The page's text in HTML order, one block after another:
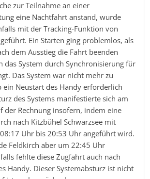
zur Teilnahme an einer
eine Nachtfahrt anstand, wurde
mit der Tracking-Funktion von
Ein Starten ging problemlos, als
dem Ausstieg die Fahrt beenden
das System durch Synchronisierung für
Das System war nicht mehr zu
ein Neustart des Handy erforderlich
des Systems manifestierte sich am
der Rechnung insofern, indem eine
nach Kitzbühel Schwarzsee mit
Uhr bis 20:53 Uhr angeführt wird.
Feldkirch aber um 22:45 Uhr
fehlte diese Zugfahrt auch nach
Handy. Dieser Systemabsturz ist nicht